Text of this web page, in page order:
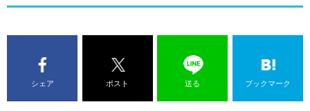
シェア ポスト 送る ブックマーク